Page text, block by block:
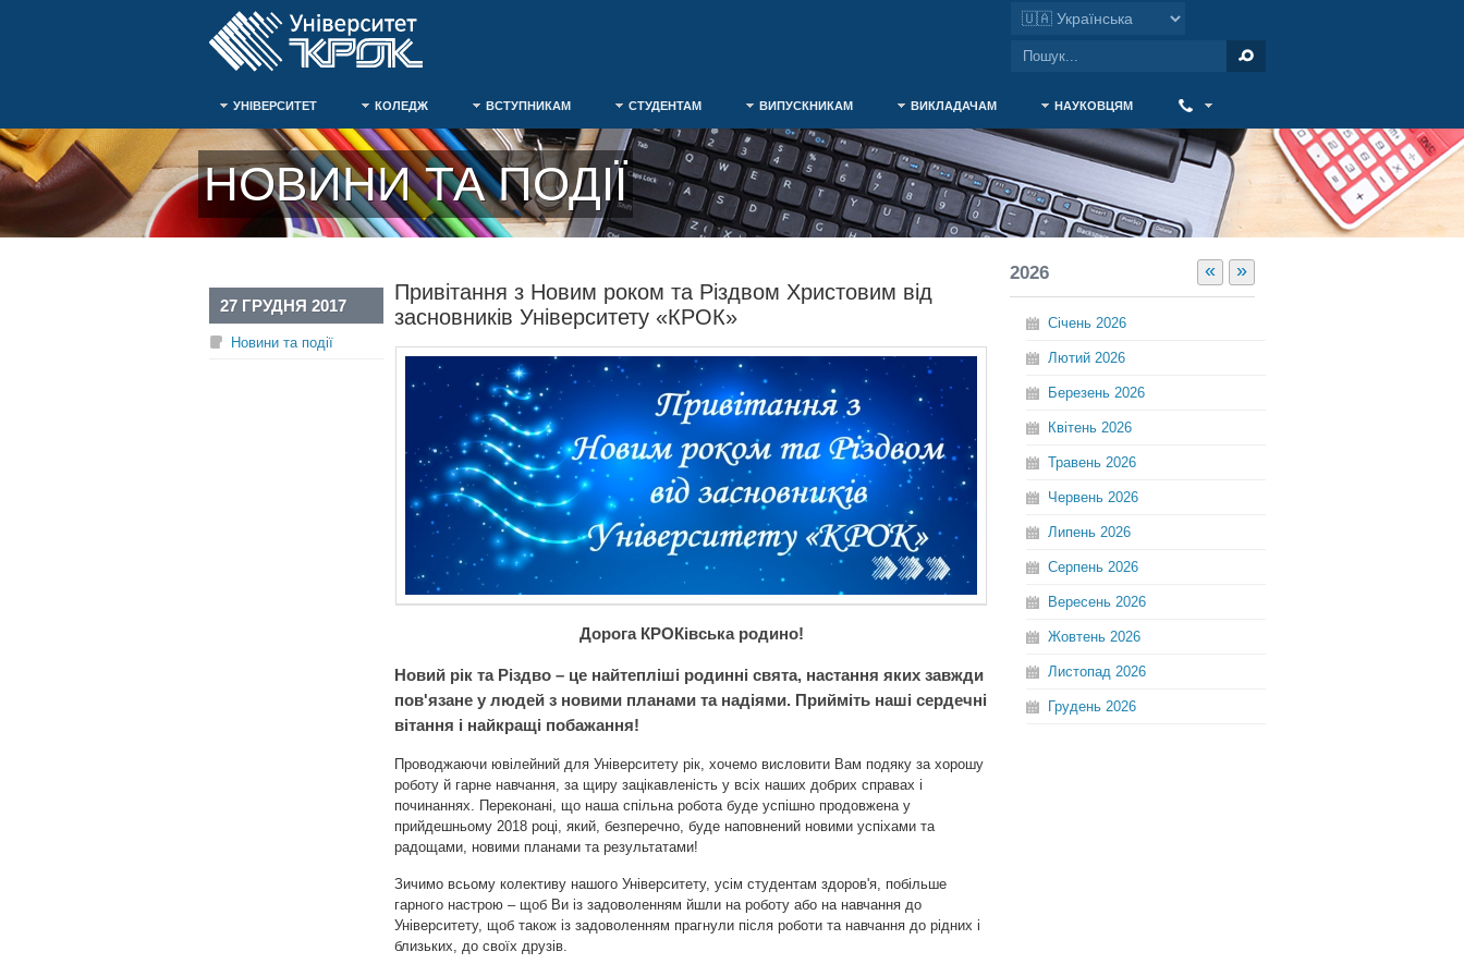
УНІВЕРСИТЕТ КОЛЕДЖ ВСТУПНИКАМ СТУДЕНТАМ ВИПУСКНИКАМ ВИКЛАДАЧАМ НАУКОВЦЯМ
НОВИНИ ТА ПОДІЇ
Привітання з Новим роком та Різдвом Христовим від
засновників Університету «КРОК»
27 ГРУДНЯ 2017
Новини та події
Дорога КРОКівська родино!
Новий рік та Різдво – це найтепліші родинні свята, настання яких завжди
пов'язане у людей з новими планами та надіями. Прийміть наші сердечні
вітання і найкращі побажання!
Проводжаючи ювілейний для Університету рік, хочемо висловити Вам подяку за хорошу
роботу й гарне навчання, за щиру зацікавленість у всіх наших добрих справах і
починаннях. Переконані, що наша спільна робота буде успішно продовжена у
прийдешньому 2018 році, який, безперечно, буде наповнений новими успіхами та
радощами, новими планами та результатами!
Зичимо всьому колективу нашого Університету, усім студентам здоров'я, побільше
гарного настрою – щоб Ви із задоволенням йшли на роботу або на навчання до
Університету, щоб також із задоволенням прагнули після роботи та навчання до рідних і
близьких, до своїх друзів.
« »
2026
Січень 2026
Лютий 2026
Березень 2026
Квітень 2026
Травень 2026
Червень 2026
Липень 2026
Серпень 2026
Вересень 2026
Жовтень 2026
Листопад 2026
Грудень 2026